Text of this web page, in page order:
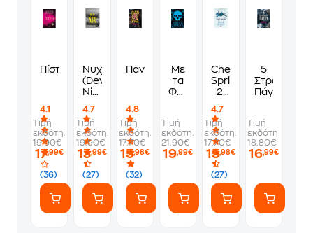
Πίστη
4.1
(36)
Τιμή
εκδότη:
19.90€
17,99€
Νυχτωδία
(Devil's
Night
4.7
(27)
Τιμή
εκδότη:
19.90€
13,99€
Πανθέρας
4.8
(32)
Τιμή
εκδότη:
17.70€
15,98€
Με
τα
Φώτα
Τιμή
εκδότη:
21.90€
19,99€
Chestnut
Springs
2:
καρδιά
4.7
(27)
Τιμή
εκδότη:
17.70€
15,98€
5
Στρώματα
Πάγου
Τιμή
εκδότη:
18.80€
16,99€